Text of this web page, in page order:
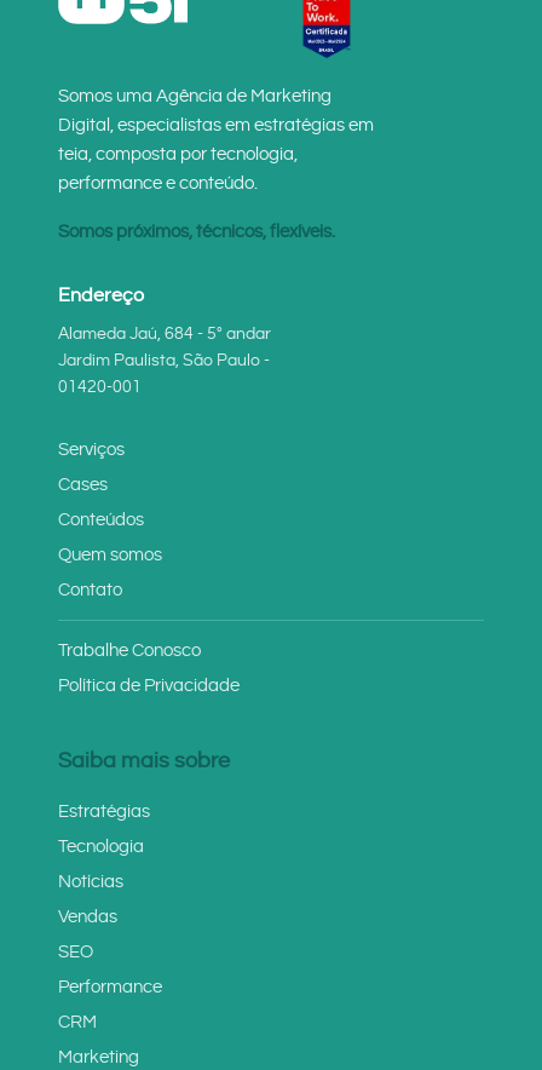
Somos uma Agência de Marketing
Digital, especialistas em estratégias em
teia, composta por tecnologia,
performance e conteúdo.
Somos próximos, técnicos, flexíveis.
Endereço
Alameda Jaú, 684 - 5° andar
Jardim Paulista, São Paulo -
01420-001
Serviços
Cases
Conteúdos
Quem somos
Contato
Trabalhe Conosco
Política de Privacidade
Saiba mais sobre
Estratégias
Tecnologia
Notícias
Vendas
SEO
Performance
CRM
Marketing